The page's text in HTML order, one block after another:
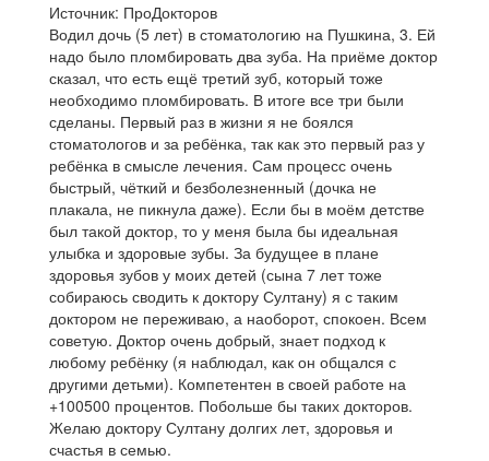
Источник: ПроДокторов
Водил дочь (5 лет) в стоматологию на Пушкина, 3. Ей
надо было пломбировать два зуба. На приёме доктор
сказал, что есть ещё третий зуб, который тоже
необходимо пломбировать. В итоге все три были
сделаны. Первый раз в жизни я не боялся
стоматологов и за ребёнка, так как это первый раз у
ребёнка в смысле лечения. Сам процесс очень
быстрый, чёткий и безболезненный (дочка не
плакала, не пикнула даже). Если бы в моём детстве
был такой доктор, то у меня была бы идеальная
улыбка и здоровые зубы. За будущее в плане
здоровья зубов у моих детей (сына 7 лет тоже
собираюсь сводить к доктору Султану) я с таким
доктором не переживаю, а наоборот, спокоен. Всем
советую. Доктор очень добрый, знает подход к
любому ребёнку (я наблюдал, как он общался с
другими детьми). Компетентен в своей работе на
+100500 процентов. Побольше бы таких докторов.
Желаю доктору Султану долгих лет, здоровья и
счастья в семью.